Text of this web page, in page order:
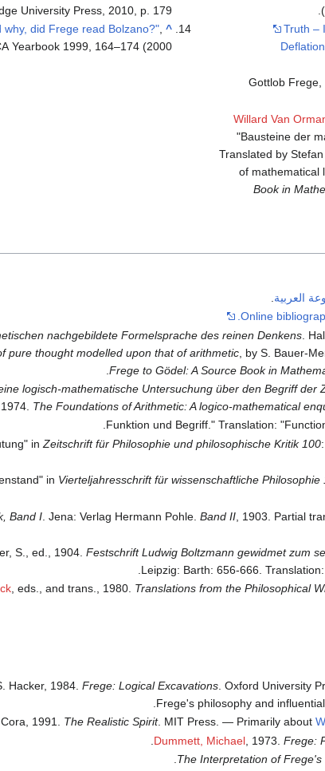
Truth –
Gottlob Frege,
Willard Van
"Bausteine der
Translated by
of mathematical
Book in
University Press, 2010, p. 179.
^
why, did Frege read Bolzano?"
Yearbook 1999, 164–174 (2000).
العربية
Online
nachgebildete Formelsprache des reinen Denkens.
pure thought modelled upon that of arithmetic, by S. Bauer-
Frege to Gödel: A Source Book in
logisch-mathematische Untersuchung über den Begriff der
, 1974. The Foundations of Arithmetic: A logico-mathematical
in Zeitschrift für Philosophie und philosophische Kritik 100
in Vierteljahresschrift für wissenschaftliche Philosophie
Band I. Jena: Verlag Hermann Pohle. Band II, 1903. Partial
Festschrift Ludwig Boltzmann gewidmet zum
Leipzig: Barth: 656-666.
, eds., and trans., 1980. Translations from the Philosophical
Hacker, 1984. Frege: Logical Excavations. Oxford University
Frege's philosophy and
1991. The Realistic Spirit. MIT Press. — Primarily about
Dummett, Michael, 1973. Frege:
The Interpretation of Frege's